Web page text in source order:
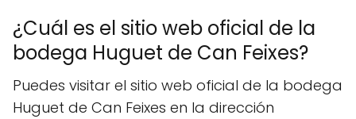
¿Cuál es el sitio web oficial de la
bodega Huguet de Can Feixes?
Puedes visitar el sitio web oficial de la bodega
Huguet de Can Feixes en la dirección